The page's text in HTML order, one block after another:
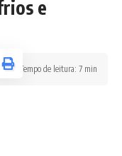
e
Tempo de leitura: 7 min